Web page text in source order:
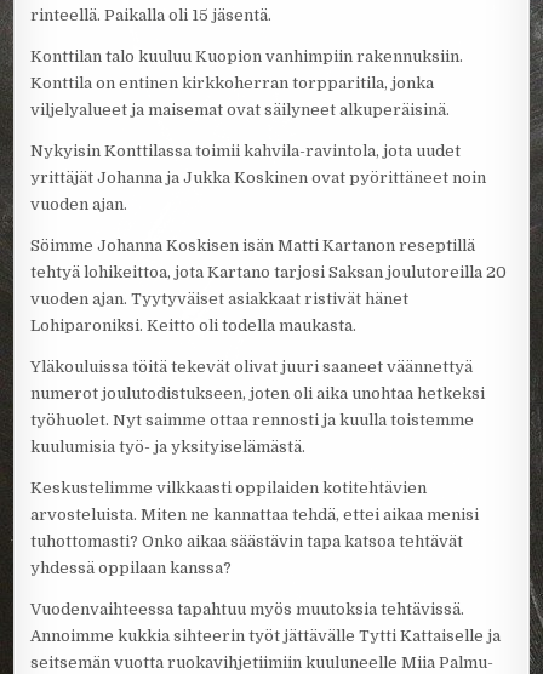
rinteellä. Paikalla oli 15 jäsentä.
Konttilan talo kuuluu Kuopion vanhimpiin rakennuksiin.
Konttila on entinen kirkkoherran torpparitila, jonka
viljelyalueet ja maisemat ovat säilyneet alkuperäisinä.
Nykyisin Konttilassa toimii kahvila-ravintola, jota uudet
yrittäjät Johanna ja Jukka Koskinen ovat pyörittäneet noin
vuoden ajan.
Söimme Johanna Koskisen isän Matti Kartanon reseptillä
tehtyä lohikeittoa, jota Kartano tarjosi Saksan joulutoreilla 20
vuoden ajan. Tyytyväiset asiakkaat ristivät hänet
Lohiparoniksi. Keitto oli todella maukasta.
Yläkouluissa töitä tekevät olivat juuri saaneet väännettyä
numerot joulutodistukseen, joten oli aika unohtaa hetkeksi
työhuolet. Nyt saimme ottaa rennosti ja kuulla toistemme
kuulumisia työ- ja yksityiselämästä.
Keskustelimme vilkkaasti oppilaiden kotitehtävien
arvosteluista. Miten ne kannattaa tehdä, ettei aikaa menisi
tuhottomasti? Onko aikaa säästävin tapa katsoa tehtävät
yhdessä oppilaan kanssa?
Vuodenvaihteessa tapahtuu myös muutoksia tehtävissä.
Annoimme kukkia sihteerin työt jättävälle Tytti Kattaiselle ja
seitsemän vuotta ruokavihjetiimiin kuuluneelle Miia Palmu-